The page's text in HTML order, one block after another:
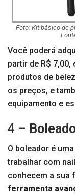
Foto: Kit básico de
Você poderá
partir de R$
produtos de
os preços, e
equipamento e
4 –
O boleador é
trabalhar com
conhecem a sua
ferramenta